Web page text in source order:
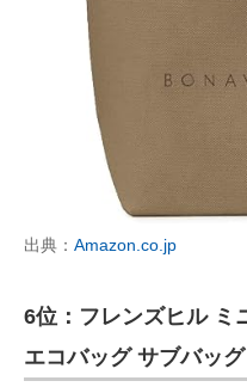
出典： Amazon.co.jp
6位：フレンズヒル ミ
エコバッグ サブバッグ